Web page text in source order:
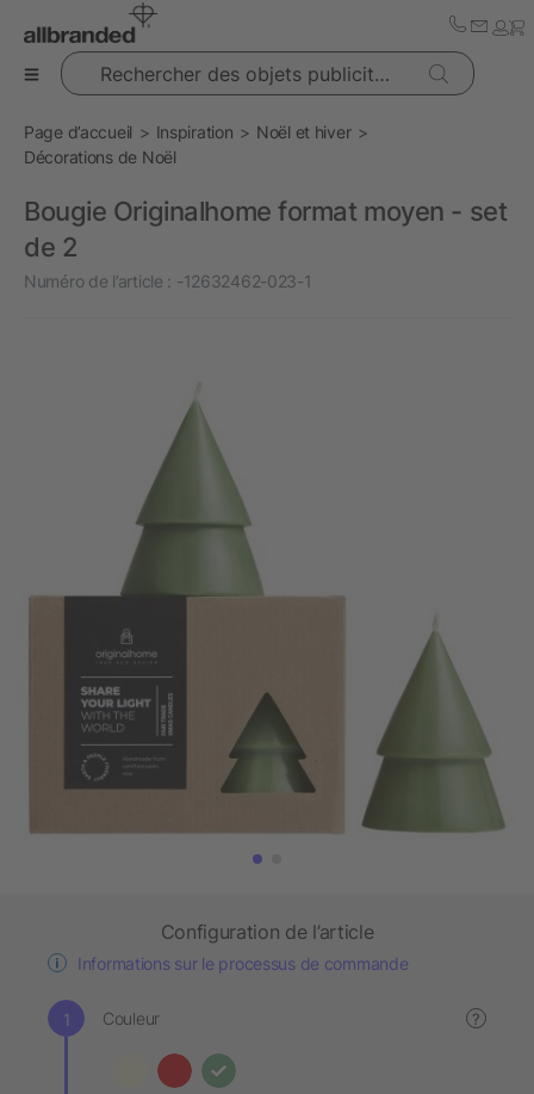
Rechercher des objets publicitaires
Page d’accueil Inspiration
Noël et hiver
Décorations de Noël
Bougie Originalhome format moyen - set
de 2
Numéro de l’article : -12632462-023-1
Configuration de l’article
Informations sur le processus de commande
Couleur ?